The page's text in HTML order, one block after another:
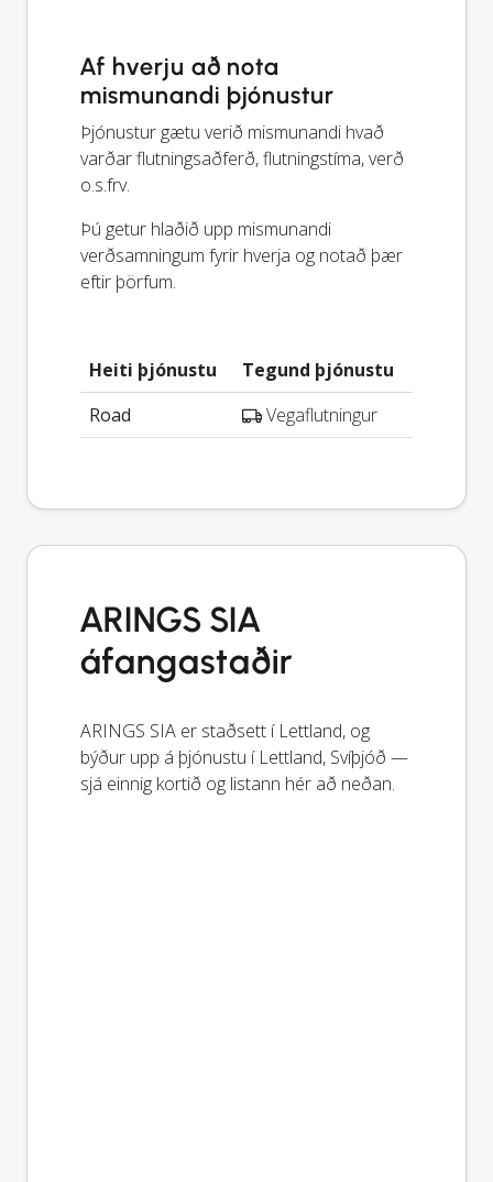
Af hverju að nota
mismunandi þjónustur
Þjónustur gætu verið mismunandi hvað
varðar flutningsaðferð, flutningstíma, verð
o.s.frv.
Þú getur hlaðið upp mismunandi
verðsamningum fyrir hverja og notað þær
eftir þörfum.
Heiti þjónustu
Tegund þjónustu
Road
Vegaflutningur
ARINGS SIA
áfangastaðir
ARINGS SIA er staðsett í Lettland, og
býður upp á þjónustu í Lettland, Svíþjóð —
sjá einnig kortið og listann hér að neðan.